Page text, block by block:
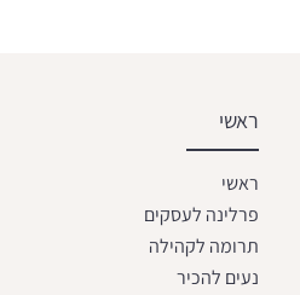
ראשי
ראשי
פרלינה לעסקים
תרומה לקהילה
נעים להכיר